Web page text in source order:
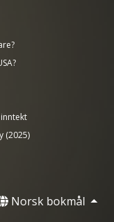
(2025)
Norsk bokmål